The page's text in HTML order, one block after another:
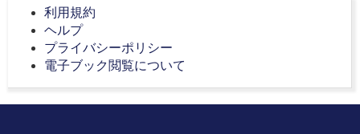
利用規約
ヘルプ
プライバシーポリシー
電子ブック閲覧について